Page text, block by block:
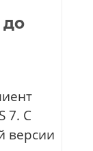
до
7. С
версии